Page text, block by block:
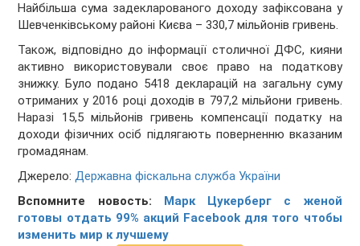
Найбільша сума задекларованого доходу зафіксована у
Шевченківському районі Києва – 330,7 мільйонів гривень.
Також, відповідно до інформації столичної ДФС, кияни
активно використовували своє право на податкову
знижку. Було подано 5418 декларацій на загальну суму
отриманих у 2016 році доходів в 797,2 мільйони гривень.
Наразі 15,5 мільйонів гривень компенсації податку на
доходи фізичних осіб підлягають поверненню вказаним
громадянам.
Джерело:Державна фіскальна служба України
Вспомните новость: Марк Цукерберг с женой
готовы отдать 99% акций Facebook для того чтобы
изменить мир к лучшему